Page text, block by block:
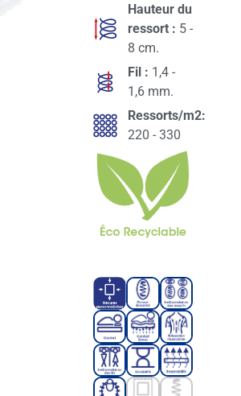
Hauteur du
ressort : 5 -
8 cm.
Fil : 1,4 -
1,6 mm.
Ressorts/m2:
220 - 330